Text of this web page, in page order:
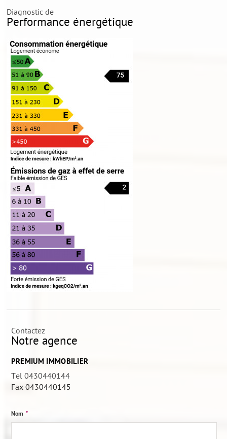
Diagnostic de
Performance énergétique
Contactez
Notre agence
PREMIUM IMMOBILIER
Tel 0430440144
Fax0430440145
Nom *